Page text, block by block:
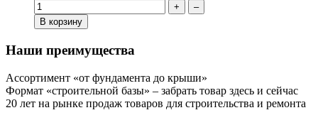
+
–
В корзину
Наши преимущества
Ассортимент «от фундамента до крыши»
Формат «строительной базы» – забрать товар здесь и сейчас
20 лет на рынке продаж товаров для строительства и ремонта